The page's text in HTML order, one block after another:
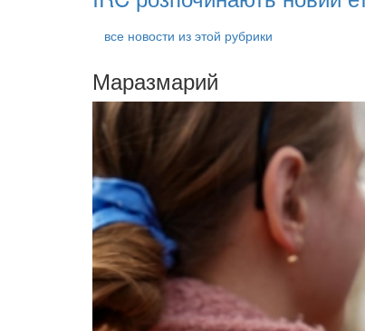
все новости из этой рубрики
Маразмарий